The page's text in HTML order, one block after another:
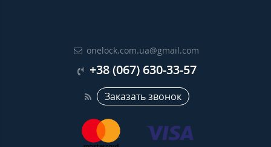
onelock.com.ua@gmail.com
+38 (067) 630-33-57
Заказать звонок